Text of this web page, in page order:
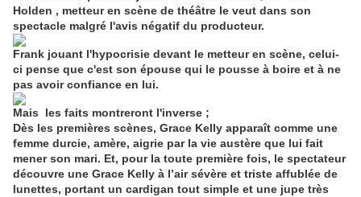
Holden , metteur en scène de théâtre le veut dans son
spectacle malgré l'avis négatif du producteur.
Frank jouant l'hypocrisie devant le metteur en scène, celui-
ci pense que c'est son épouse qui le pousse à boire et à ne
pas avoir confiance en lui.
Mais les faits montreront l'inverse ;
Dès les premières scènes, Grace Kelly apparaît comme une
femme durcie, amère, aigrie par la vie austère que lui fait
mener son mari. Et, pour la toute première fois, le spectateur
découvre une Grace Kelly à l’air sévère et triste affublée de
lunettes, portant un cardigan tout simple et une jupe très